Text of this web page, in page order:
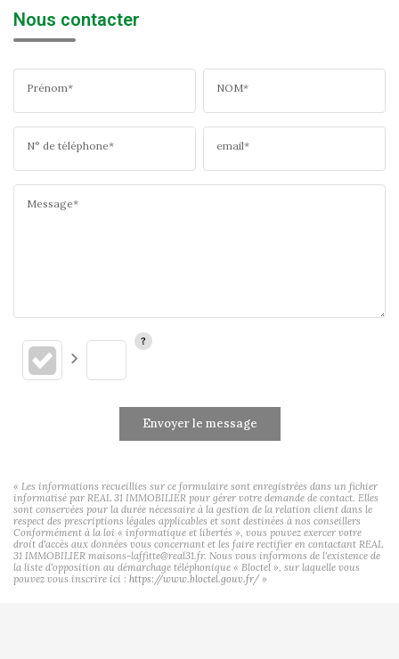
Nous contacter
Prénom* NOM*
N° de téléphone* email*
Message*
Envoyer le message
« Les informations recueillies sur ce formulaire sont enregistrées dans un fichier
informatisé par REAL 31 IMMOBILIER pour gérer votre demande de contact. Elles
sont conservées pour la durée nécessaire à la gestion de la relation client dans le
respect des prescriptions légales applicables et sont destinées à nos conseillers
Conformément à la loi « informatique et libertés », vous pouvez exercer votre
droit d'accès aux données vous concernant et les faire rectifier en contactant REAL
31 IMMOBILIER maisons-laffitte@real31.fr. Nous vous informons de l'existence de
la liste d'opposition au démarchage téléphonique « Bloctel », sur laquelle vous
pouvez vous inscrire ici : https://www.bloctel.gouv.fr/ »